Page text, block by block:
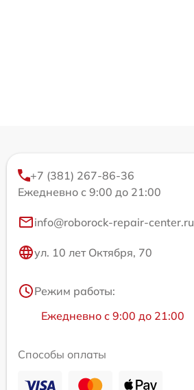
+7 (381) 267-86-36
Ежедневно с 9:00 до 21:00
info@roborock-repair-center.ru
ул. 10 лет Октября, 70
Режим работы:
Ежедневно с 9:00 до 21:00
Способы оплаты